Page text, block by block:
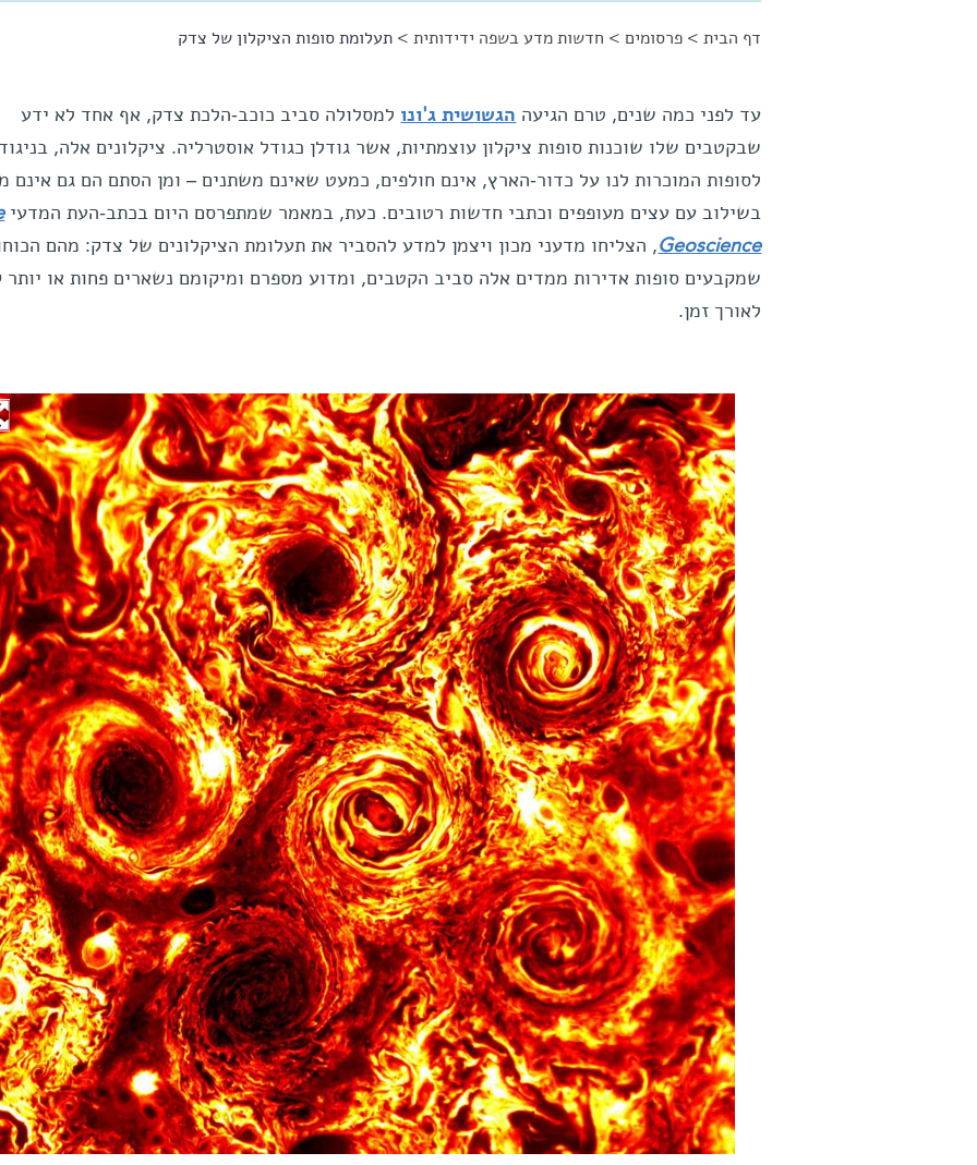
הינך נמצא כאן
דף הבית >פרסומים > חדשות מדע בשפה ידידותית > תעלומת סופות הציקלון של צדק
עד לפני כמה שנים, טרם הגיעה הגשושית ג'ונו למסלולה סביב כוכב-הלכת צדק, אף אחד לא ידע
שבקטבים שלו שוכנות סופות ציקלון עוצמתיות, אשר גודלן כגודל אוסטרליה. ציקלונים אלה,
לסופות המוכרות לנו על כדור-הארץ, אינם חולפים, כמעט שאינם משתנים – ומן הסתם הם גם אינם
בשילוב עם עצים מעופפים וכתבי חדשות רטובים. כעת, במאמר שמתפרסם היום בכתב-העת המדעי
Geoscience, הצליחו מדעני מכון ויצמן למדע להסביר את תעלומת הציקלונים של צדק: מהם
שמקבעים סופות אדירות ממדים אלה סביב הקטבים, ומדוע מספרם ומיקומם נשארים פחות או יותר
לאורך זמן.